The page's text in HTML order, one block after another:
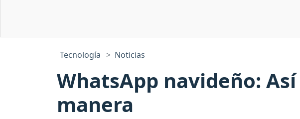
Tecnología Noticias
WhatsApp navideño:
manera